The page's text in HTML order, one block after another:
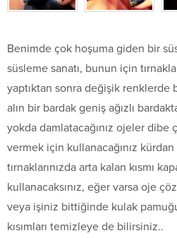
Benimde çok hoşuma giden bir
süsleme sanatı, bunun için
yaptıktan sonra değişik renklerde
alın bir bardak geniş ağızlı
yokda damlatacağınız ojeler dibe
vermek için kullanacağınız
tırnaklarınızda arta kalan kısmı
kullanacaksınız, eğer varsa oje
veya işiniz bittiğinde kulak
kısımları temizleye de bilirsiniz..